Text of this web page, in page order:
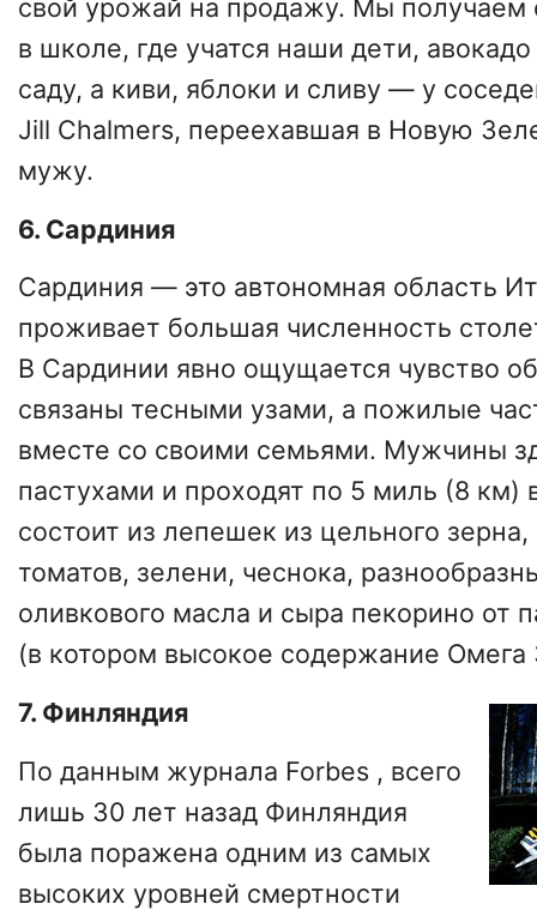
свой урожай на продажу. Мы получаем
в школе, где учатся наши дети,
саду, а киви, яблоки и сливу — у
Jill Chalmers, переехавшая в Новую
мужу.
6. Сардиния
Сардиния — это автономная область
проживает большая численность
В Сардинии явно ощущается чувство
связаны тесными узами, а пожилые
вместе со своими семьями. Мужчины
пастухами и проходят по 5 миль (8 км)
состоит из лепешек из цельного
томатов, зелени, чеснока,
оливкового масла и сыра пекорино от
(в котором высокое содержание Омега
7. Финляндия
По данным журнала Forbes , всего
лишь 30 лет назад Финляндия
была поражена одним из самых
высоких уровней смертности